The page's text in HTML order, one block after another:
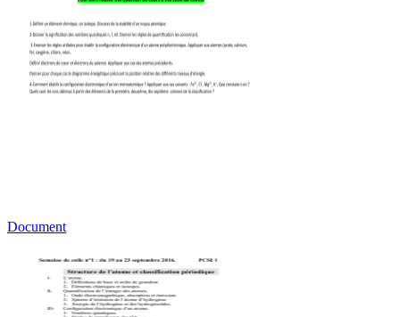
Document